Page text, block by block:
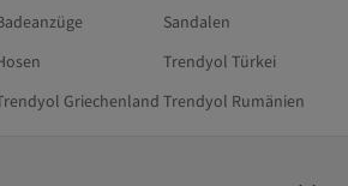
Sandalen
Trendyol Türkei
Griechenland Trendyol Rumänien